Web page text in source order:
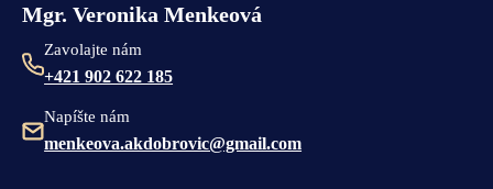
Mgr. Veronika Menkeová
Zavolajte nám
+421 902 622 185
Napíšte nám
menkeova.akdobrovic@gmail.com